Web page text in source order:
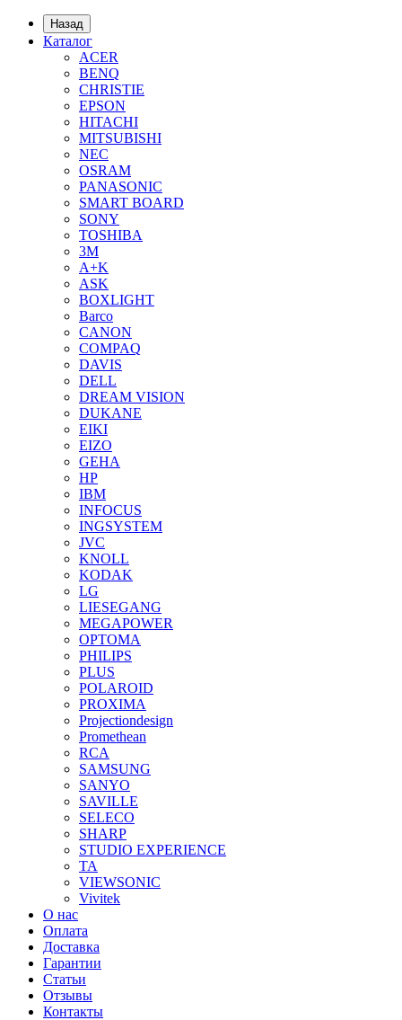
Назад
Каталог
ACER
BENQ
CHRISTIE
EPSON
HITACHI
MITSUBISHI
NEC
OSRAM
PANASONIC
SMART BOARD
SONY
TOSHIBA
3М
A+K
ASK
BOXLIGHT
Barco
CANON
COMPAQ
DAVIS
DELL
DREAM VISION
DUKANE
EIKI
EIZO
GEHA
HP
IBM
INFOCUS
INGSYSTEM
JVC
KNOLL
KODAK
LG
LIESEGANG
MEGAPOWER
OPTOMA
PHILIPS
PLUS
POLAROID
PROXIMA
Projectiondesign
Promethean
RCA
SAMSUNG
SANYO
SAVILLE
SELECO
SHARP
STUDIO EXPERIENCE
TA
VIEWSONIC
Vivitek
О нас
Оплата
Доставка
Гарантии
Статьи
Отзывы
Контакты